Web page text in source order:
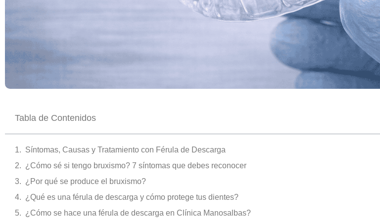
Tabla de Contenidos
Síntomas, Causas y Tratamiento con Férula de Descarga
¿Cómo sé si tengo bruxismo? 7 síntomas que debes reconocer
¿Por qué se produce el bruxismo?
¿Qué es una férula de descarga y cómo protege tus dientes?
¿Cómo se hace una férula de descarga en Clínica Manosalbas?